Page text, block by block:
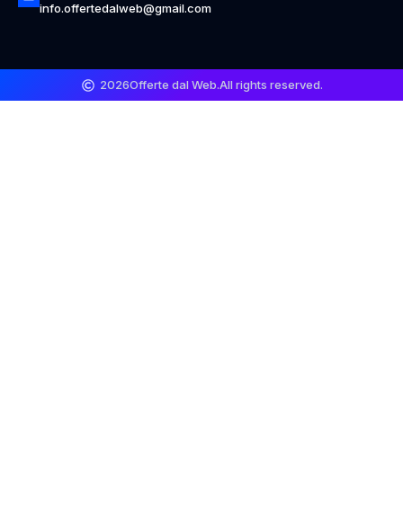
info.offertedalweb@gmail.com
2026Offerte dal Web.All rights reserved.